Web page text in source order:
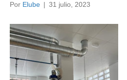
Por Elube | 31 julio, 2023